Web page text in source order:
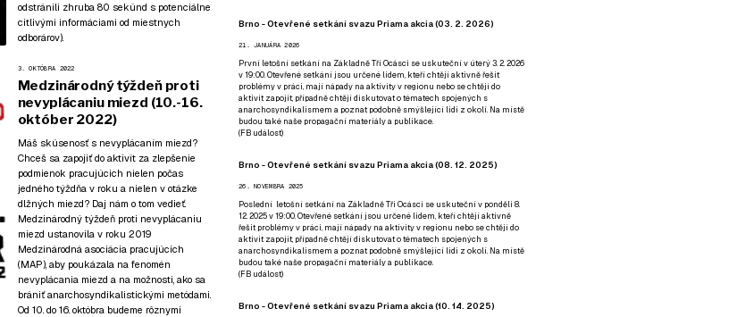
odstránili zhruba 80 sekúnd s potenciálne
citlivými informáciami od miestnych
odborárov).
3. OKTÓBRA 2022
Medzinárodný týždeň proti
nevyplácaniu miezd (10.-16.
október 2022)
Máš skúsenosť s nevyplácaním miezd?
Chceš sa zapojiť do aktivít za zlepšenie
podmienok pracujúcich nielen počas
jedného týždňa v roku a nielen v otázke
dlžných miezd? Daj nám o tom vedieť.
Medzinárodný týždeň proti nevyplácaniu
miezd ustanovila v roku 2019
Medzinárodná asociácia pracujúcich
(MAP), aby poukázala na fenomén
nevyplácania miezd a na možnosti, ako sa
brániť anarchosyndikalistickými metódami.
Od 10. do 16. októbra budeme rôznymi
Brno - Otevřené setkání svazu Priama akcia (03. 2. 2026)
21. JANUÁRA 2026
První letošní setkání na Základně Tři Ocásci se uskuteční v úterý 3. 2. 2026
v 19:00. Otevřené setkání jsou určené lidem, kteří chtějí aktivně řešit
problémy v práci, mají nápady na aktivity v regionu nebo se chtějí do
aktivit zapojit, případně chtějí diskutovat o tématech spojených s
anarchosyndikalismem a poznat podobně smýšlející lidi z okolí. Na místě
budou také naše propagační materiály a publikace.
(FB událost)
Brno - Otevřené setkání svazu Priama akcia (08. 12. 2025)
26. NOVEMBRA 2025
Poslední letošní setkání na Základně Tři Ocásci se uskuteční v ponděli 8.
12. 2025 v 19:00. Otevřené setkání jsou určené lidem, kteří chtějí aktivně
řešit problémy v práci, mají nápady na aktivity v regionu nebo se chtějí do
aktivit zapojit, případně chtějí diskutovat o tématech spojených s
anarchosyndikalismem a poznat podobně smýšlející lidi z okolí. Na místě
budou také naše propagační materiály a publikace.
(FB událost)
Brno - Otevřené setkání svazu Priama akcia (10. 14. 2025)